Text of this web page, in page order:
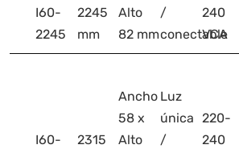
I60-
2245
2245
mm
Alto
82 mm
/
conectable
240
VCA
I60-
2315
Ancho
58 x
Alto
Luz
única
/
220-
240